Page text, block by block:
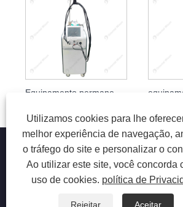
Utilizamos cookies para lhe
melhor experiência de navegação,
o tráfego do site e personalizar o
Ao utilizar este site, você concorda
uso de cookies. política de
Rejeitar Aceitar
Copyright © 2023 Beijing Oriental Wison
Limited - Depilação a laser, Depilação,
laser - Todos os direitos reservados.